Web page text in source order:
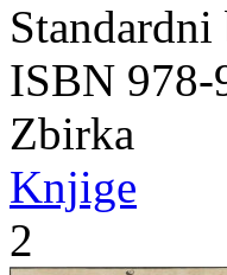
Standardni
ISBN 978-
Zbirka
Knjige
2